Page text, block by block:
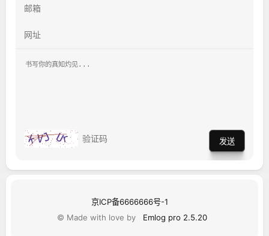
发送
京ICP备6666666号-1
© Made with love by
Emlog pro 2.5.20